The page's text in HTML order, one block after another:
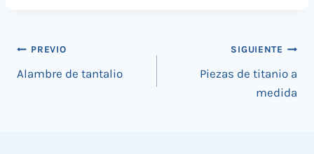
Navegación
de
PREVIO
Alambre de tantalio
SIGUIENTE
Piezas de titanio a
medida